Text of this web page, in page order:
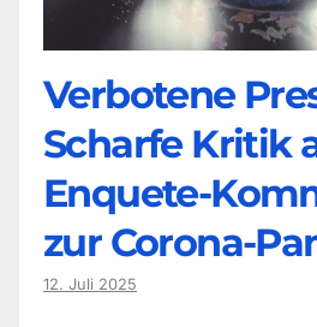
Verbotene
Scharfe Kritik
Enquete-
zur Corona-
12. Juli 2025